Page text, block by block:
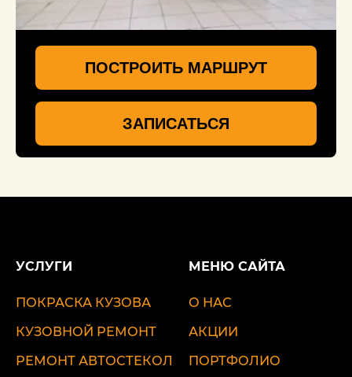
ПОСТРОИТЬ МАРШРУТ
ЗАПИСАТЬСЯ
УСЛУГИ
ПОКРАСКА КУЗОВА
КУЗОВНОЙ РЕМОНТ
РЕМОНТ АВТОСТЕКОЛ
МЕНЮ САЙТА
О НАС
АКЦИИ
ПОРТФОЛИО